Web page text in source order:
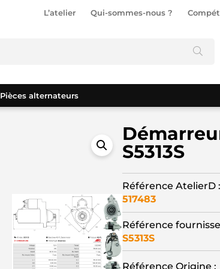
L’atelier Qui-sommes-nous ?
Pièces alternateurs
S5313S
Référence AtelierD :
517483
Référence
S5313S
Référence Origine :